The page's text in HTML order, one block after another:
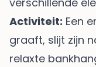
Activiteit: Een
graaft, slijt zijn
relaxte